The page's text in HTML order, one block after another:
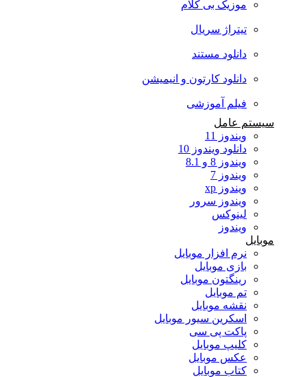
موزیک بی کلام
تیتراژ سریال
دانلود مستند
دانلود کارتون و انیمیشن
فیلم آموزشی
سیستم عامل
ویندوز 11
دانلود ویندوز 10
ویندوز 8 و 8.1
ویندوز 7
ویندوز xp
ویندوز سرور
لینوکس
ویندوز
موبایل
نرم افزار موبایل
بازی موبایل
رینگتون موبایل
تم موبایل
نقشه موبایل
اسکرین سیور موبایل
پاکت پی سی
کلیپ موبایل
عکس موبایل
کتاب موبایل